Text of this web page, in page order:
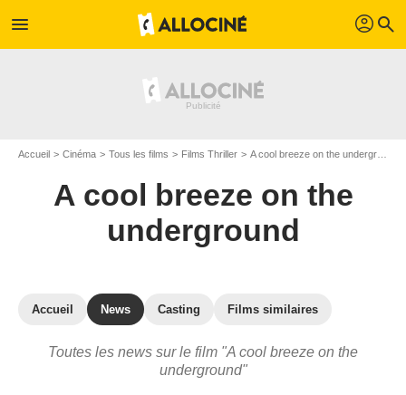
menu profil search
Accueil Cinéma Tous les films Films Thriller A cool breeze on the underground
A cool breeze on the
underground
Accueil News Casting Films similaires
Toutes les news sur le film "A cool breeze on the
underground"